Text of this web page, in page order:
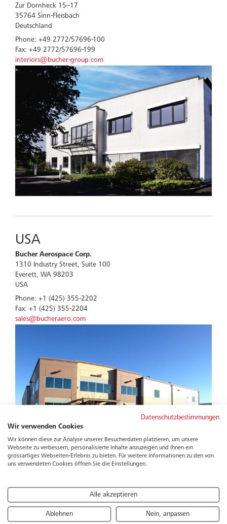
Zur Dornheck 15–17
35764 Sinn-Fleisbach
Deutschland
Phone: +49 2772/57696-100
Fax: +49 2772/57696-199
interiors@bucher-group.com
USA
Bucher Aerospace Corp.
1310 Industry Street, Suite 100
Everett, WA 98203
USA
Phone: +1 (425) 355-2202
Fax: +1 (425) 355-2204
sales@bucheraero.com
Schreiben Sie
uns
Datenschutzbestimmungen
Wir verwenden Cookies
Wir können diese zur Analyse unserer Besucherdaten platzieren, um unsere
Webseite zu verbessern, personalisierte Inhalte anzuzeigen und Ihnen ein
grossartiges Webseiten-Erlebnis zu bieten. Für weitere Informationen zu den von
uns verwendeten Cookies öffnen Sie die Einstellungen.
Alle akzeptieren
Ablehnen Nein, anpassen